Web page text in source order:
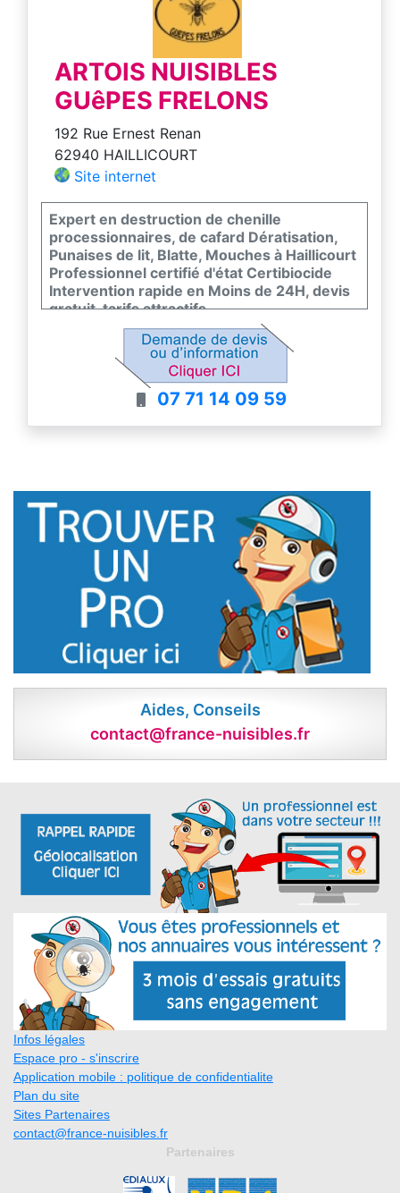
ARTOIS NUISIBLES
GUêPES FRELONS
192 Rue Ernest Renan
62940 HAILLICOURT
Site internet
Expert en destruction de chenille
processionnaires, de cafard Dératisation,
Punaises de lit, Blatte, Mouches à Haillicourt
Professionnel certifié d'état Certibiocide
Intervention rapide en Moins de 24H, devis
gratuit, tarifs attractifs
Contactez-nous au 0771140959 ou laissez
nous un message sur le site
https://www.artoisnuisibles.com/
07 71 14 09 59
Aides, Conseils
contact@france-nuisibles.fr
Infos légales
Espace pro - s'inscrire
Application mobile : politique de confidentialite
Plan du site
Sites Partenaires
contact@france-nuisibles.fr
Partenaires